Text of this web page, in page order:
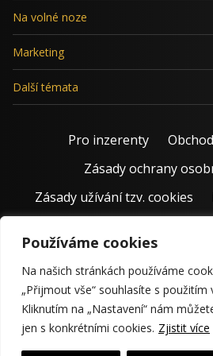
Používáme cookies
Na našich stránkách používáme
„Přijmout vše“ souhlasíte s použitím
Kliknutím na „Nastavení“ nám
jen s konkrétními cookies. Zjistit více
Na volné noze
Marketing
Další témata
Pro inzerenty
Zásady ochrany
Zásady užívání tzv. cookies
© 2011 – 2026 Jiří Rostecký |